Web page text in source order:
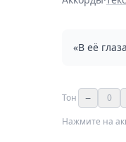
«В её
Тон − 0
Нажмите на